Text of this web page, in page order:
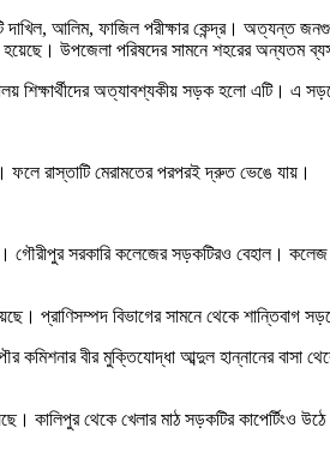
দাখিল, আলিম, ফাজিল পরীক্ষার কেন্দ্র। অত্যন্ত
হয়েছে। উপজেলা পরিষদের সামনে শহরের
অত্যাবশ্যকীয় সড়ক হলো এটি। এ সড়কে
ফলে রাস্তাটি মেরামতের পরপরই দ্রুত ভেঙে যায়।
সরকারি কলেজের সড়কটিরও বেহাল। কলেজ
প্রাণিসম্পদ বিভাগের সামনে থেকে শান্তিবাগ
বীর মুক্তিযোদ্ধা আব্দুল হান্নানের বাসা
কালিপুর থেকে খেলার মাঠ সড়কটির